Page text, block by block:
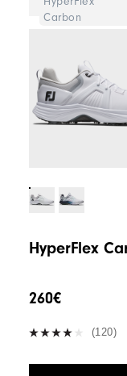
Carbon
HyperFlex
260€
(120)